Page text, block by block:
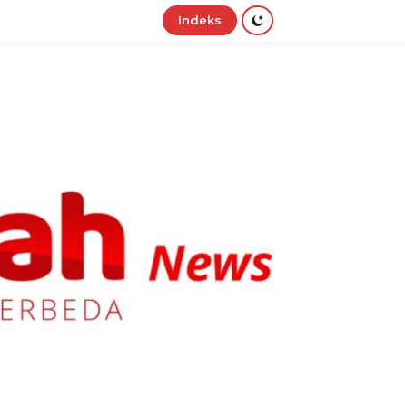
Indeks